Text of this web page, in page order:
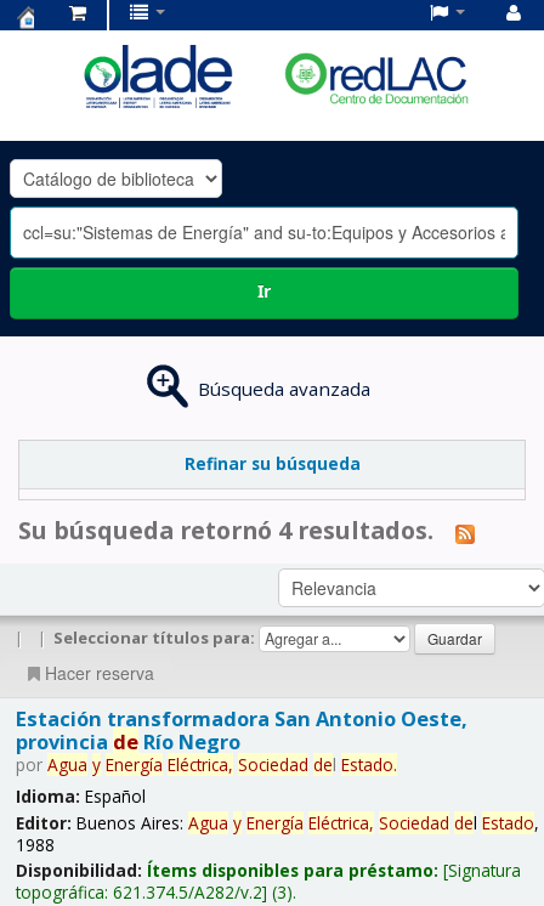
OLADE
-
Ir
Búsqueda avanzada
Refinar su búsqueda
Su búsqueda retornó 4 resultados.
| | Seleccionar títulos para:
Hacer reserva
Estación transformadora San Antonio Oeste,
provincia deRío Negro
por Agua y Energía Eléctrica, Sociedad del Estado.
Idioma: Español
Editor: Buenos Aires: Agua y Energía Eléctrica, Sociedad del Estado,
1988
Disponibilidad: Ítems disponibles para préstamo: Signatura
topográfica: 621.374.5/A282/v.2 (3).